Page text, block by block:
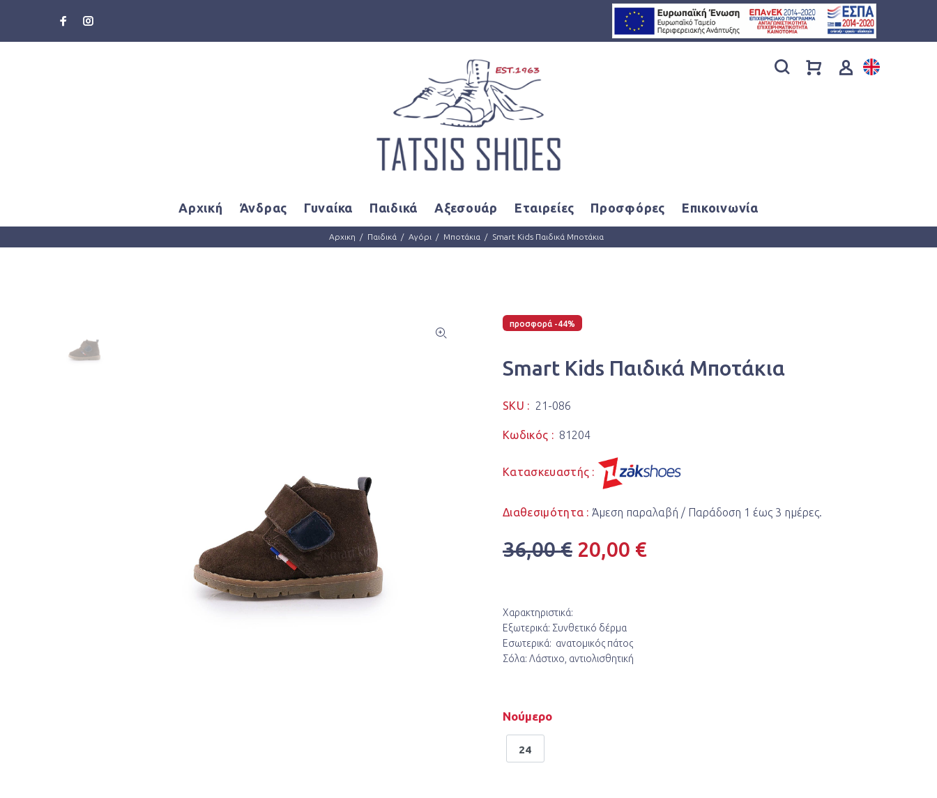
Αρχική Άνδρας Γυναίκα Παιδικά Αξεσουάρ Εταιρείες Προσφόρες Επικοινωνία
Αρχικη Παιδικά Αγόρι Μποτάκια Smart Kids Παιδικά Μποτάκια
προσφορά -44%
Smart Kids Παιδικά Μποτάκια
SKU : 21-086
Κωδικός : 81204
Κατασκευαστής :
Διαθεσιμότητα :Άμεση παραλαβή / Παράδoση 1 έως 3 ημέρες.
36,00 € 20,00 €
Χαρακτηριστικά:
Εξωτερικά: Συνθετικό δέρμα
Εσωτερικά: ανατομικός πάτος
Σόλα: Λάστιχο, αντιολισθητική
Νούμερο
24